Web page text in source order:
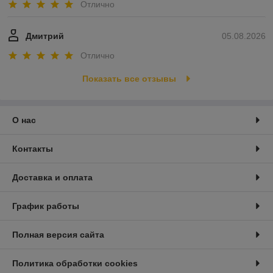
Отлично
05.08.2026
Дмитрий
Отлично
Показать все отзывы
О нас
Контакты
Доставка и оплата
График работы
Полная версия сайта
Политика обработки cookies